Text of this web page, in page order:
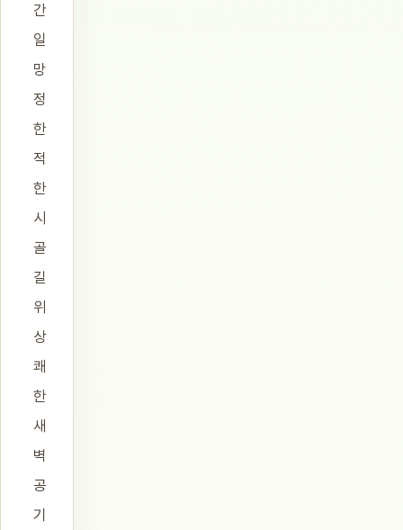
간
일
망
정
한
적
한
시
골
길
위
상
쾌
한
새
벽
공
기